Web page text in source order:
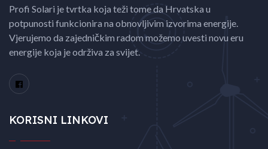
Profi Solari je tvrtka koja teži tome da Hrvatska u
potpunosti funkcionira na obnovljivim izvorima energije.
Vjerujemo da zajedničkim radom možemo uvesti novu eru
energije koja je održiva za svijet.
KORISNI LINKOVI